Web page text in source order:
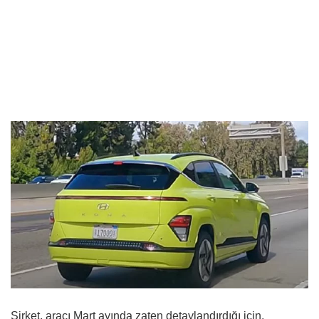
Şirket, aracı Mart ayında zaten detaylandırdığı için,